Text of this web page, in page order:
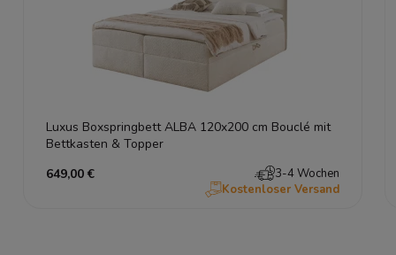
Luxus Boxspringbett ALBA 120x200 cm Bouclé mit
Bettkasten & Topper
649,00 €
3-4 Wochen
Kostenloser Versand